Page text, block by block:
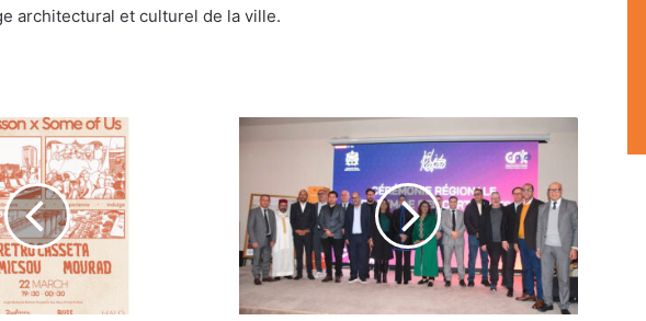
architectural et culturel de la ville.
Certificats
une
reconnaissance
historique
pour
les
professionnels